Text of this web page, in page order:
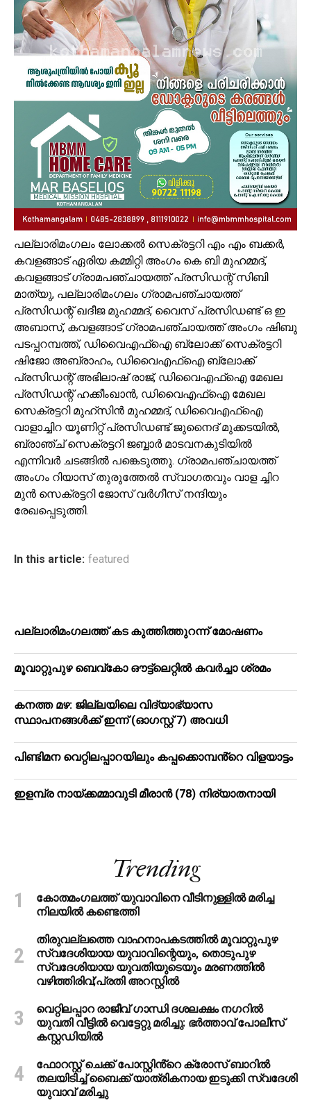
പല്ലാരിമംഗലം ലോക്കൽ സെക്രട്ടറി എം എം ബക്കർ,
കവളങ്ങാട് ഏരിയ കമ്മിറ്റി അംഗം കെ ബി മുഹമ്മദ്‌,
കവളങ്ങാട് ഗ്രാമപഞ്ചായത്ത് പ്രസിഡന്റ് സിബി
മാത്യു, പല്ലാരിമംഗലം ഗ്രാമപഞ്ചായത്ത്
പ്രസിഡന്റ് ഖദീജ മുഹമ്മദ്, വൈസ് പ്രസിഡണ്ട് ഒ ഇ
അബാസ്, കവളങ്ങാട് ഗ്രാമപഞ്ചായത്ത് അംഗം ഷിബു
പടപ്പറമ്പത്ത്, ഡിവൈഎഫ്ഐ ബ്ലോക്ക് സെക്രട്ടറി
ഷിജോ അബ്രാഹം, ഡിവൈഎഫ്ഐ ബ്ലോക്ക്
പ്രസിഡന്റ് അഭിലാഷ് രാജ്, ഡിവൈഎഫ്ഐ മേഖല
പ്രസിഡന്റ് ഹക്കീംഖാൻ, ഡിവൈഎഫ്ഐ മേഖല
സെക്രട്ടറി മുഹ്സിൻ മുഹമ്മദ്, ഡിവൈഎഫ്ഐ
വാളാച്ചിറ യൂണിറ്റ് പ്രസിഡണ്ട് ജുനൈദ് മുക്കടയിൽ,
ബ്രാഞ്ച് സെക്രട്ടറി ജബ്ബാർ മാടവനകുടിയിൽ
എന്നിവർ ചടങ്ങിൽ പങ്കെടുത്തു. ഗ്രാമപഞ്ചായത്ത്
അംഗം റിയാസ് തുരുത്തേൽ സ്വാഗതവും വാള ച്ചിറ
മുൻ സെക്രട്ടറി ജോസ് വർഗീസ് നന്ദിയും
രേഖപ്പെടുത്തി.
In this article: featured
പ​ല്ലാ​രി​മം​ഗ​ല​ത്ത് ക​ട കു​ത്തി​ത്തുറ​ന്ന് മോ​ഷ​ണം
മൂ​വാ​റ്റു​പു​ഴ ബെ​വ്കോ ഔ​ട്ട്‌​ലെ​റ്റിൽ കവർച്ചാ ശ്രമം
കനത്ത മഴ: ജില്ലയിലെ വിദ്യാഭ്യാസ
സ്ഥാപനങ്ങള്‍ക്ക് ഇന്ന് (ഓഗസ്റ്റ് 7) അവധി
പിണ്ടിമന വെറ്റിലപ്പാറയിലും കപ്പക്കൊമ്പൻ്റെ വിളയാട്ടം
ഇളമ്പ്ര നായ്ക്കമ്മാവുടി മീരാൻ (78) നിര്യാതനായി
Trending
കോതമംഗലത്ത് യുവാവിനെ വീടിനുള്ളിൽ മരിച്ച
നിലയിൽ കണ്ടെത്തി
തിരുവല്ലത്തെ വാഹനാപകടത്തില്‍ മൂവാറ്റുപുഴ
സ്വദേശിയായ യുവാവിന്റെയും, തൊടുപുഴ
സ്വദേശിയായ യുവതിയുടെയും മരണത്തില്‍
വഴിത്തിരിവ്;പ്രതി അറസ്റ്റില്‍
വെറ്റിലപ്പാറ രാജീവ് ഗാന്ധി ദശലക്ഷം നഗറിൽ
യുവതി വീട്ടിൽ വെട്ടേറ്റു മരിച്ചു: ഭർത്താവ് പോലീസ്
കസ്റ്റഡിയിൽ
ഫോറസ്റ്റ് ചെക്ക് പോസ്റ്റിൻ്റെ ക്രോസ് ബാറില്‍
തലയിടിച്ച് ബൈക്ക് യാത്രികനായ ഇടുക്കി സ്വദേശി
യുവാവ് മരിച്ചു